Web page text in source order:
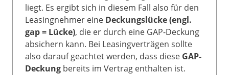
liegt. Es ergibt sich in diesem Fall also für den
Leasingnehmer eine Deckungslücke (engl.
gap = Lücke), die er durch eine GAP-Deckung
absichern kann. Bei Leasingverträgen sollte
also darauf geachtet werden, dass diese GAP-
Deckung bereits im Vertrag enthalten ist.